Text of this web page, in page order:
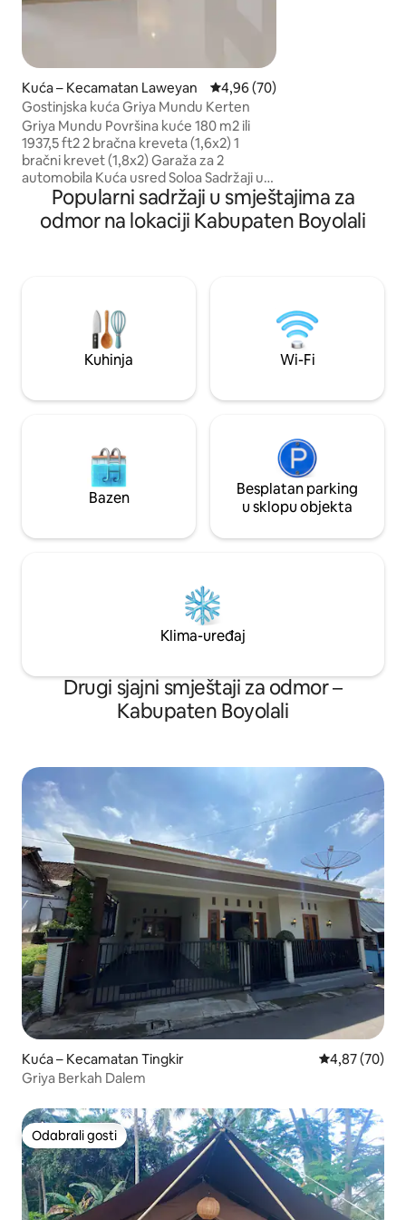
Kuća – Kecamatan Laweyan Prosječna ocjena: 4,96/5,
4,96 (70)
Gostinjska kuća Griya Mundu Kerten
Griya Mundu Površina kuće 180 m2 ili
1937,5 ft2 2 bračna kreveta (1,6x2) 1
bračni krevet (1,8x2) Garaža za 2
automobila Kuća usred Soloa Sadržaji u
sklopu objekta: 1. TV 50 inča (uključuje
Netflix) 2. Klima-uređaj u svakoj prostoriji
3. Bojler 4. Wi-Fi 5. Sušilo za kosu 6.
do postaje Balapan 3. 5 minuta do
stadiona Sriwedari ili Manahan 4. 10
minuta do džamije Sheikh Zayed
Popularni sadržaji u smještajima za
odmor na lokaciji Kabupaten Boyolali
Kuhinja Wi-Fi
Bazen
Besplatan parking
u sklopu objekta
Klima-uređaj
Drugi sjajni smještaji za odmor –
Kabupaten Boyolali
Kuća – Kecamatan Tingkir Prosječna
4,87 (70)
Griya Berkah Dalem
Odabrali gosti
Odabrali gosti